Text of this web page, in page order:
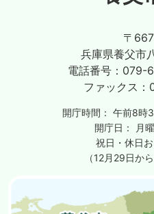
〒
兵庫県養父市
電話番号： 079-
ファックス：
開庁時間： 午前8時
開庁日：
月
祝日・休日
（12月29日か